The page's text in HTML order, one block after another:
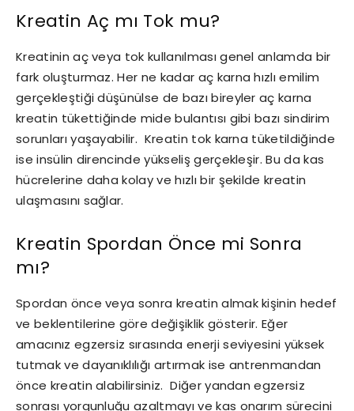
Kreatin Aç mı Tok mu?
Kreatinin aç veya tok kullanılması genel anlamda bir
fark oluşturmaz. Her ne kadar aç karna hızlı emilim
gerçekleştiği düşünülse de bazı bireyler aç karna
kreatin tükettiğinde mide bulantısı gibi bazı sindirim
sorunları yaşayabilir. Kreatin tok karna tüketildiğinde
ise insülin direncinde yükseliş gerçekleşir. Bu da kas
hücrelerine daha kolay ve hızlı bir şekilde kreatin
ulaşmasını sağlar.
Kreatin Spordan Önce mi Sonra
mı?
Spordan önce veya sonra kreatin almak kişinin hedef
ve beklentilerine göre değişiklik gösterir. Eğer
amacınız egzersiz sırasında enerji seviyesini yüksek
tutmak ve dayanıklılığı artırmak ise antrenmandan
önce kreatin alabilirsiniz. Diğer yandan egzersiz
sonrası yorgunluğu azaltmayı ve kas onarım sürecini